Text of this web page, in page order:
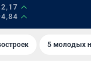
5 молодых